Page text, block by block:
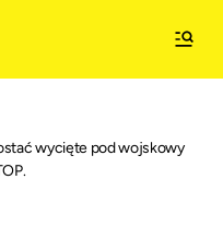
wycięte pod wojskowy